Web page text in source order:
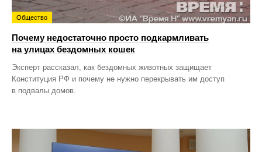
Общество
Почему недостаточно просто подкармливать
на улицах бездомных кошек
Эксперт рассказал, как бездомных животных защищает
Конституция РФ и почему не нужно перекрывать им доступ
в подвалы домов.